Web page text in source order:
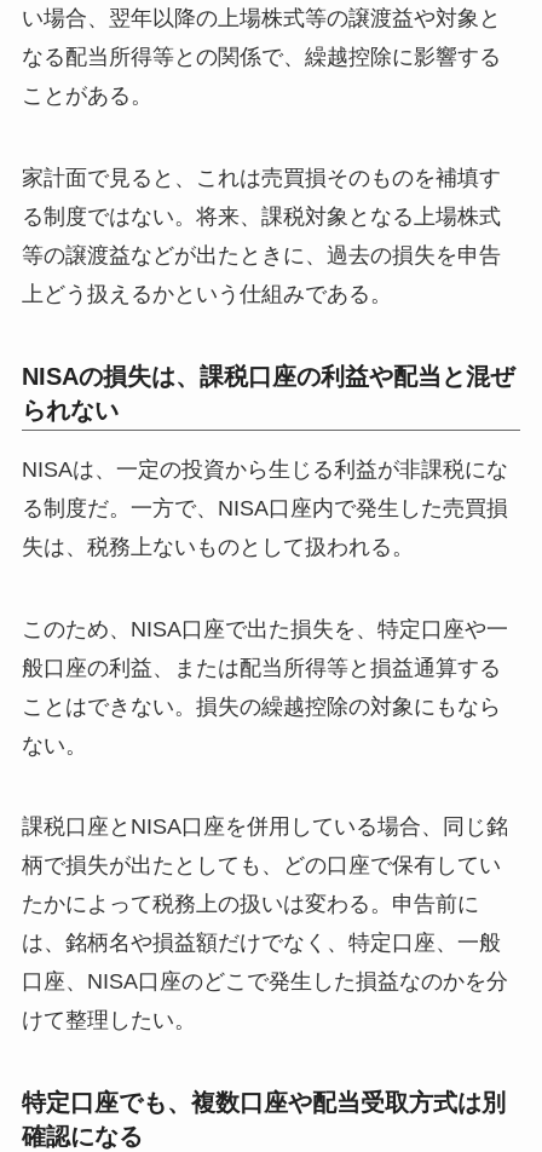
い場合、翌年以降の上場株式等の譲渡益や対象と
なる配当所得等との関係で、繰越控除に影響する
ことがある。
家計面で見ると、これは売買損そのものを補填す
る制度ではない。将来、課税対象となる上場株式
等の譲渡益などが出たときに、過去の損失を申告
上どう扱えるかという仕組みである。
NISAの損失は、課税口座の利益や配当と混ぜ
られない
NISAは、一定の投資から生じる利益が非課税にな
る制度だ。一方で、NISA口座内で発生した売買損
失は、税務上ないものとして扱われる。
このため、NISA口座で出た損失を、特定口座や一
般口座の利益、または配当所得等と損益通算する
ことはできない。損失の繰越控除の対象にもなら
ない。
課税口座とNISA口座を併用している場合、同じ銘
柄で損失が出たとしても、どの口座で保有してい
たかによって税務上の扱いは変わる。申告前に
は、銘柄名や損益額だけでなく、特定口座、一般
口座、NISA口座のどこで発生した損益なのかを分
けて整理したい。
特定口座でも、複数口座や配当受取方式は別
確認になる